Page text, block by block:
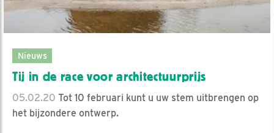
Nieuws
Tij in de race voor architectuurprijs
05.02.20 Tot 10 februari kunt u uw stem uitbrengen op
het bijzondere ontwerp.